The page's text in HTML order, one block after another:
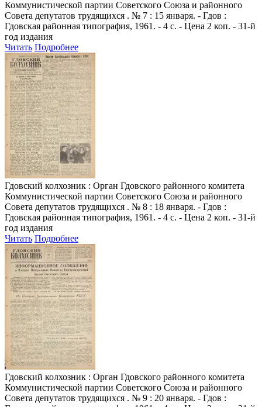
Коммунистической партии Советского Союза и районного
Совета депутатов трудящихся . № 7 : 15 января. - Гдов :
Гдовская районная типография, 1961. - 4 с. - Цена 2 коп. - 31-й
год издания
Читать Подробнее
Гдовский колхозник : Орган Гдовского районного комитета
Коммунистической партии Советского Союза и районного
Совета депутатов трудящихся . № 8 : 18 января. - Гдов :
Гдовская районная типография, 1961. - 4 с. - Цена 2 коп. - 31-й
год издания
Читать Подробнее
Гдовский колхозник : Орган Гдовского районного комитета
Коммунистической партии Советского Союза и районного
Совета депутатов трудящихся . № 9 : 20 января. - Гдов :